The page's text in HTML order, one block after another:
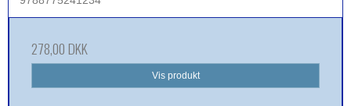
278,00 DKK
Vis produkt